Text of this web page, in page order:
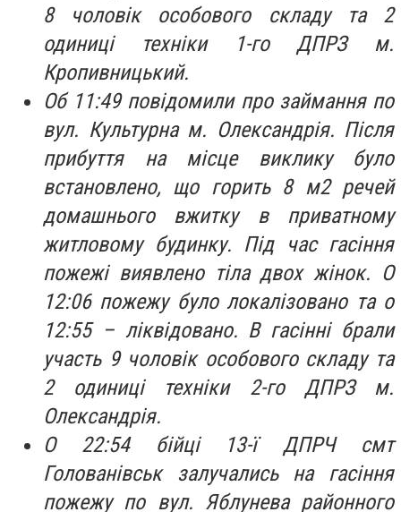
8 чоловік особового складу та 2
одиниці техніки 1-го ДПРЗ м.
Кропивницький.
Об 11:49 повідомили про займання по
вул. Культурна м. Олександрія. Після
прибуття на місце виклику було
встановлено, що горить 8 м2 речей
домашнього вжитку в приватному
житловому будинку. Під час гасіння
пожежі виявлено тіла двох жінок. О
12:06 пожежу було локалізовано та о
12:55 – ліквідовано. В гасінні брали
участь 9 чоловік особового складу та
2 одиниці техніки 2-го ДПРЗ м.
Олександрія.
О 22:54 бійці 13-ї ДПРЧ смт
Голованівськ залучались на гасіння
пожежу по вул. Яблунева районного